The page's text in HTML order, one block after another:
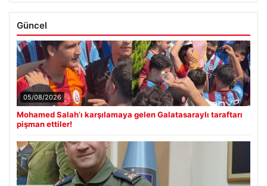
Güncel
05/08/2026
Mohamed Salah’ı karşılamaya gelen Galatasaraylı taraftarı
pişman ettiler!